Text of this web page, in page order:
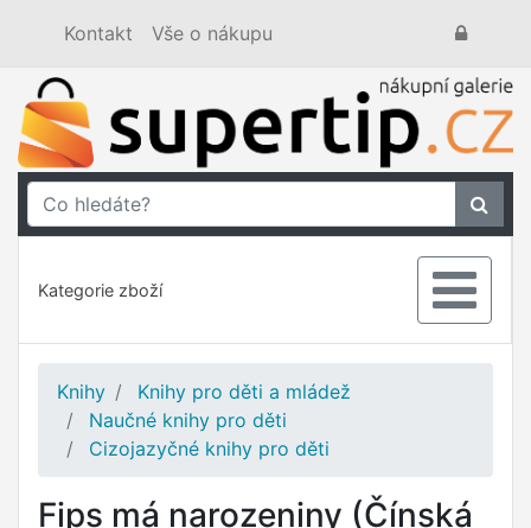
Kontakt Vše o nákupu
Kategorie zboží
Knihy
Knihy pro děti a mládež
Naučné knihy pro děti
Cizojazyčné knihy pro děti
Fips má narozeniny (Čínská